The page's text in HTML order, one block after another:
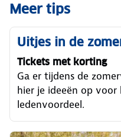
Meer tips
Uitjes in de
Tickets met korting
Ga er tijdens de
hier je ideeën op
ledenvoordeel.